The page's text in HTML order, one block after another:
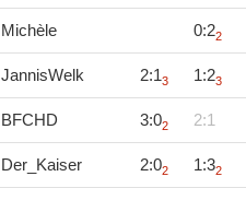
Michèle 0:22
JannisWelk 2:13 1:23
BFCHD 3:02 2:1
Der_Kaiser 2:02 1:32